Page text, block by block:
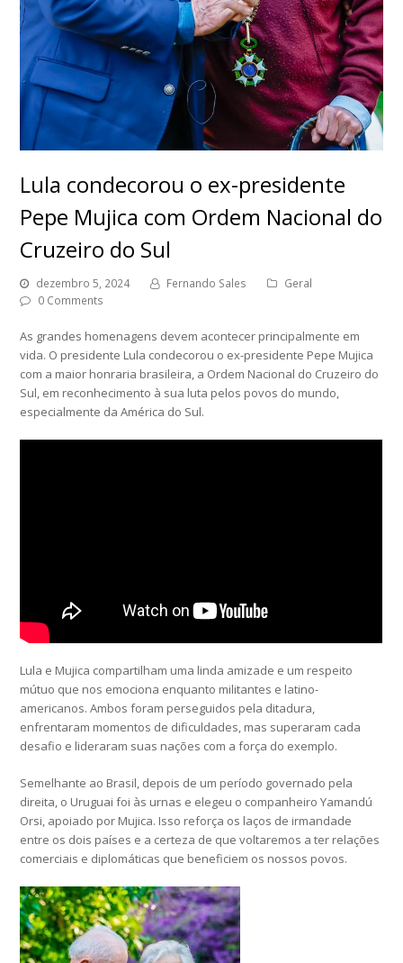
Lula condecorou o ex-presidente
Pepe Mujica com Ordem Nacional do
Cruzeiro do Sul
dezembro 5, 2024 Fernando Sales
Geral
0 Comments
As grandes homenagens devem acontecer principalmente em
vida. O presidente Lula condecorou o ex-presidente Pepe Mujica
com a maior honraria brasileira, a Ordem Nacional do Cruzeiro do
Sul, em reconhecimento à sua luta pelos povos do mundo,
especialmente da América do Sul.
Lula e Mujica compartilham uma linda amizade e um respeito
mútuo que nos emociona enquanto militantes e latino-
americanos. Ambos foram perseguidos pela ditadura,
enfrentaram momentos de dificuldades, mas superaram cada
desafio e lideraram suas nações com a força do exemplo.
Semelhante ao Brasil, depois de um período governado pela
direita, o Uruguai foi às urnas e elegeu o companheiro Yamandú
Orsi, apoiado por Mujica. Isso reforça os laços de irmandade
entre os dois países e a certeza de que voltaremos a ter relações
comerciais e diplomáticas que beneficiem os nossos povos.